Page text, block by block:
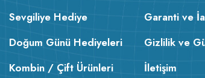
Sevgiliye Hediye
Doğum Günü Hediyeleri
Kombin / Çift Ürünleri
Garanti ve
Gizlilik ve
İletişim